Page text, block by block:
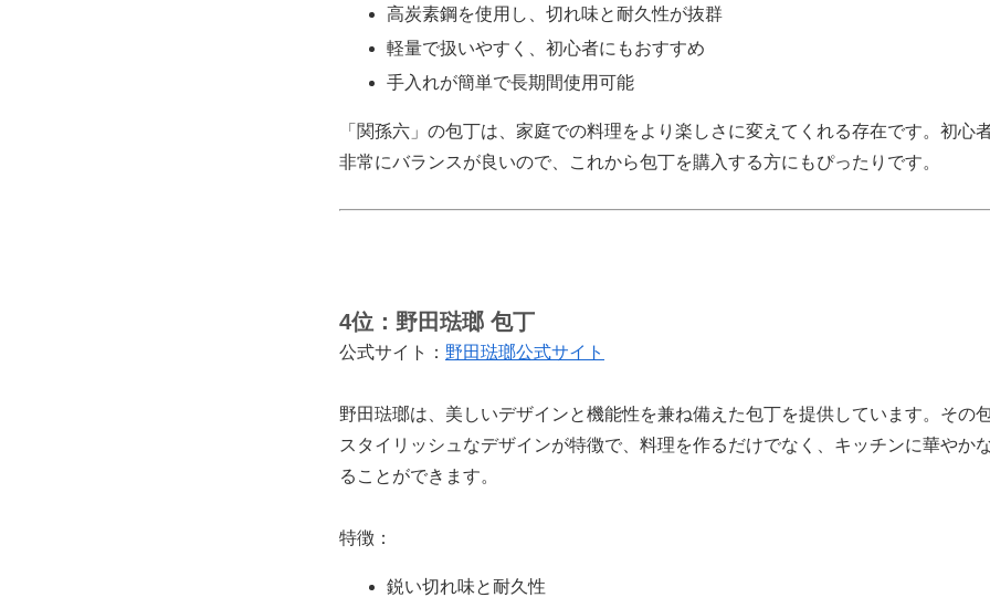
高炭素鋼を使用し、切れ味と耐久性が抜群
軽量で扱いやすく、初心者にもおすすめ
手入れが簡単で長期間使用可能
「関孫六」の包丁は、家庭での料理をより楽しさに変えてくれる存在です。初心
非常にバランスが良いので、これから包丁を購入する方にもぴったりです。
4位： 野田琺瑯 包丁
公式サイト： 野田琺瑯公式サイト
野田琺瑯は、美しいデザインと機能性を兼ね備えた包丁を提供しています。その
スタイリッシュなデザインが特徴で、料理を作るだけでなく、キッチンに華やか
ることができます。
特徴：
鋭い切れ味と耐久性